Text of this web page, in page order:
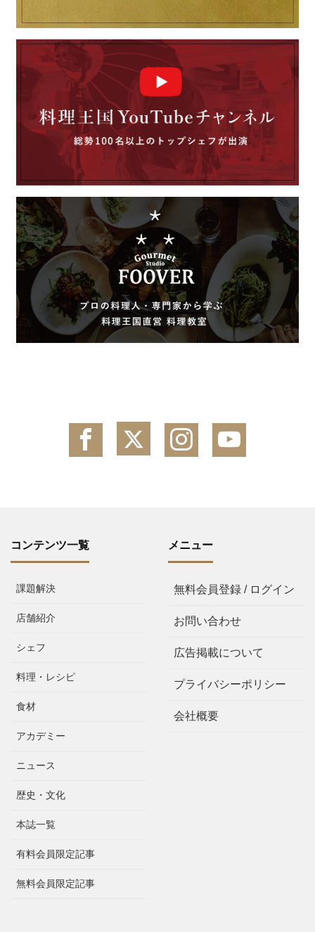
コンテンツ一覧
課題解決
店舗紹介
シェフ
料理・レシピ
食材
アカデミー
ニュース
歴史・文化
本誌一覧
有料会員限定記事
無料会員限定記事
メニュー
無料会員登録 / ログイン
お問い合わせ
広告掲載について
プライバシーポリシー
会社概要